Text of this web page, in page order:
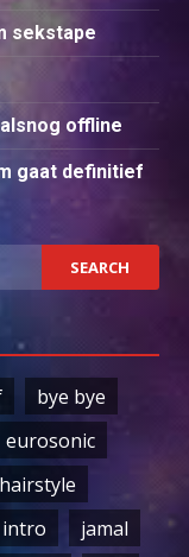
sekstape
offline
gaat definitief
bye bye
eurosonic
hairstyle
intro
jamal